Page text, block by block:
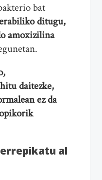
bat
ditugu,
amoxizilina
daitezke,
ez da
al